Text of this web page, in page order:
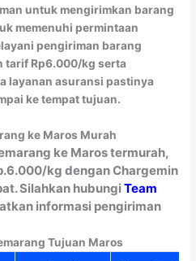
untuk mengirimkan barang
memenuhi permintaan
pengiriman barang
tarif Rp6.000/kg serta
layanan asuransi pastinya
ke tempat tujuan.
ke Maros Murah
ke Maros termurah,
kg dengan Chargemin
Silahkan hubungiTeam
informasi pengiriman
Tujuan Maros